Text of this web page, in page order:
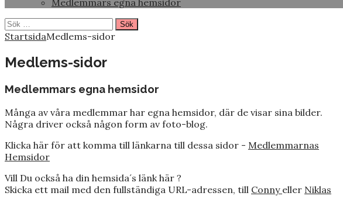
Medlemmars egna hemsidor
Sök
efter:
StartsidaMedlems-sidor
Medlems-sidor
Medlemmars egna hemsidor
Många av våra medlemmar har egna hemsidor, där de visar sina bilder.
Några driver också någon form av foto-blog.
Klicka här för att komma till länkarna till dessa sidor - Medlemmarnas
Hemsidor
Vill Du också ha din hemsida´s länk här ?
Skicka ett mail med den fullständiga URL-adressen, till Conny eller Niklas